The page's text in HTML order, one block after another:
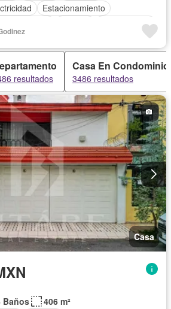
Estacionamiento
Sin amueblar
resultados
Casa En Condominio
3486 resultados
Casa
Baños
406 m²